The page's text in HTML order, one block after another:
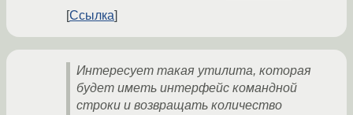
Ссылка
Интересует такая утилита, которая
будет иметь интерфейс командной
строки и возвращать количество